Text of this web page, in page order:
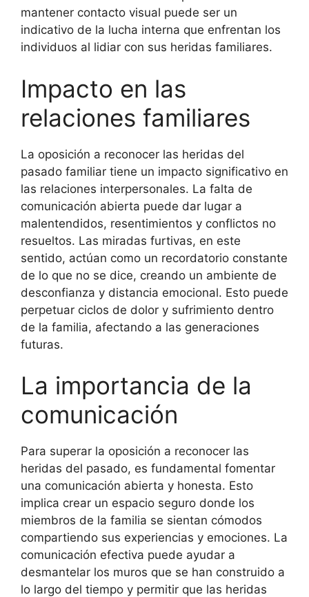
mantener contacto visual puede ser un
indicativo de la lucha interna que enfrentan los
individuos al lidiar con sus heridas familiares.
Impacto en las
relaciones familiares
La oposición a reconocer las heridas del
pasado familiar tiene un impacto significativo en
las relaciones interpersonales. La falta de
comunicación abierta puede dar lugar a
malentendidos, resentimientos y conflictos no
resueltos. Las miradas furtivas, en este
sentido, actúan como un recordatorio constante
de lo que no se dice, creando un ambiente de
desconfianza y distancia emocional. Esto puede
perpetuar ciclos de dolor y sufrimiento dentro
de la familia, afectando a las generaciones
futuras.
La importancia de la
comunicación
Para superar la oposición a reconocer las
heridas del pasado, es fundamental fomentar
una comunicación abierta y honesta. Esto
implica crear un espacio seguro donde los
miembros de la familia se sientan cómodos
compartiendo sus experiencias y emociones. La
comunicación efectiva puede ayudar a
desmantelar los muros que se han construido a
lo largo del tiempo y permitir que las heridas